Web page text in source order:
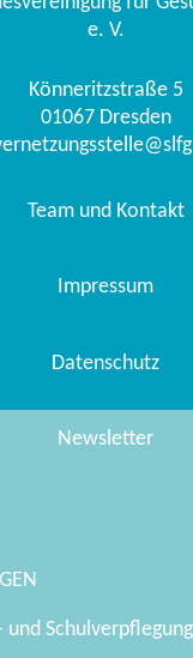
e. V.
Könneritzstraße 5
01067 Dresden
Team und Kontakt
Impressum
Datenschutz
Newsletter
und Schulverpflegung